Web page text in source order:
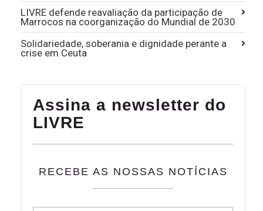
LIVRE defende reavaliação da participação de
Marrocos na coorganização do Mundial de 2030
Solidariedade, soberania e dignidade perante a
crise em Ceuta
Assina a newsletter do
LIVRE
RECEBE AS NOSSAS NOTÍCIAS